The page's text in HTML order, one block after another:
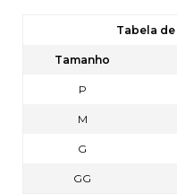
Tabela
Tamanho
P
M
G
GG